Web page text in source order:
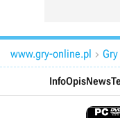
www.gry-online.pl  Gry
InfoOpisNews